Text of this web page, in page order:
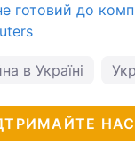
готовий до
в Україні
НАС